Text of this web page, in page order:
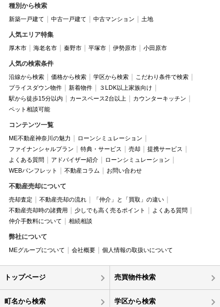
種別から検索
新築一戸建て 中古一戸建て 中古マンション 土地
人気エリア特集
厚木市 海老名市 秦野市 平塚市 伊勢原市 小田原市
人気の検索条件
沿線から検索 価格から検索 学区から検索
こだわり条件で検索
プライスダウン物件
新着物件
３LDK以上家族向け
駅から徒歩15分以内
カースペース2台以上
カウンターキッチン
ペット相談可能
コンテンツ一覧
ME不動産神奈川の魅力
ローンシミュレーション
ファイナンシャルプラン
特典・サービス 売却
提携サービス
よくある質問
アドバイザー紹介
ローンシミュレーション
WEBパンフレット
不動産コラム お問い合わせ
不動産売却について
売却査定 不動産売却の流れ
「仲介」と「買取」の違い
不動産売却時の諸費用
少しでも高く売るポイント
よくある質問
仲介手数料について
相続相談
弊社について
MEグループについて 会社概要 個人情報の取扱いについて
トップページ 売買物件検索
町名から検索 学区から検索